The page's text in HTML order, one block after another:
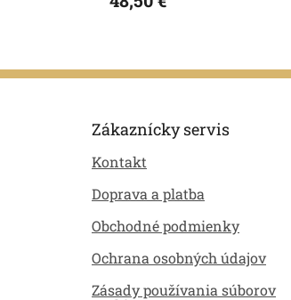
Zákaznícky servis
Kontakt
Doprava a platba
Obchodné podmienky
Ochrana osobných údajov
Zásady používania súborov